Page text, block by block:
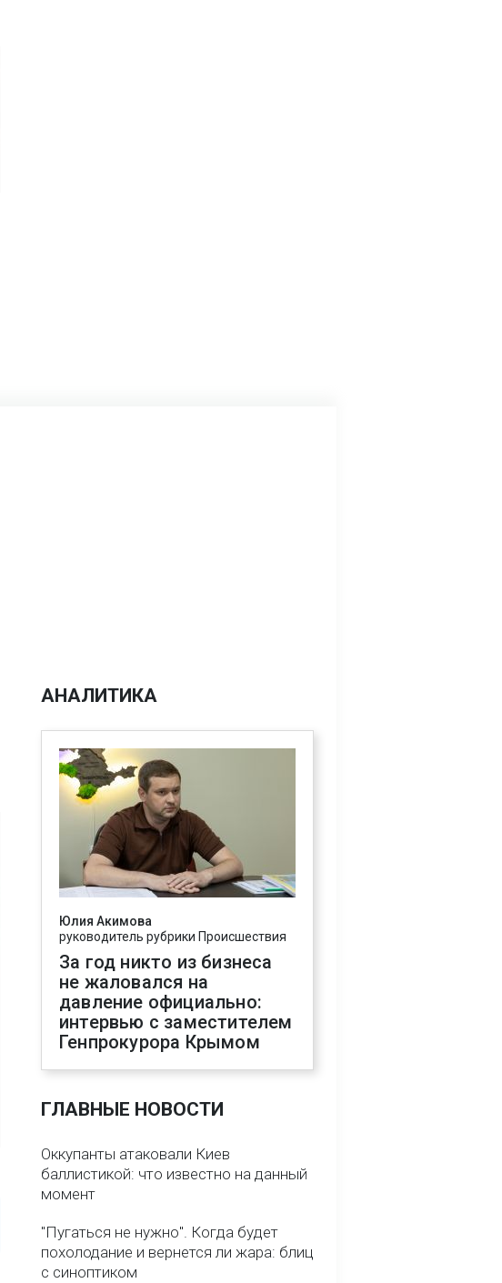
АНАЛИТИКА
Юлия Акимова
руководитель рубрики Происшествия
За год никто из бизнеса
не жаловался на
давление официально:
интервью с заместителем
Генпрокурора Крымом
ГЛАВНЫЕ НОВОСТИ
Оккупанты атаковали Киев
баллистикой: что известно на данный
момент
"Пугаться не нужно". Когда будет
похолодание и вернется ли жара: блиц
с синоптиком